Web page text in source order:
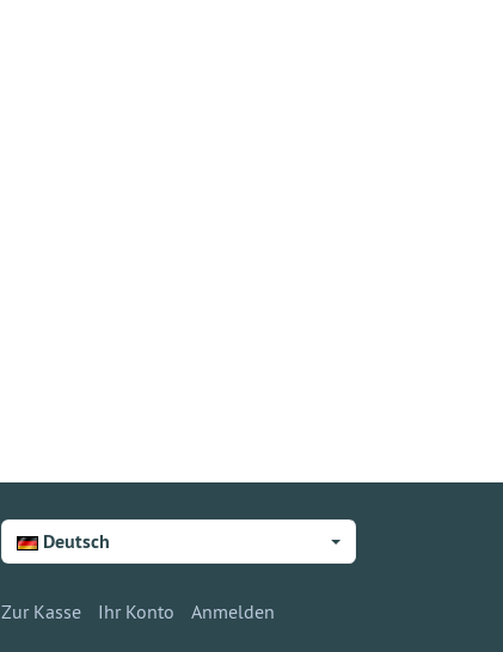
Deutsch
Zur Kasse Ihr Konto Anmelden